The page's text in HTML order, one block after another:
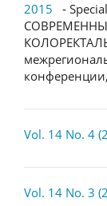
2015
-
Vol. 14 No. 4
Vol. 14 No. 3